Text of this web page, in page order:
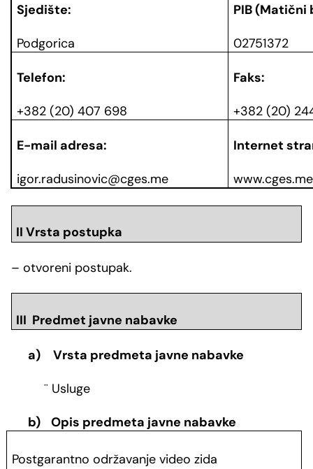
Sjedište:
Podgorica
PIB (Matični
02751372
Telefon:
+382 (20) 407 698
Faks:
+382 (20)
E-mail adresa:
igor.radusinovic@cges.me
Internet
www.cges.me
II Vrsta postupka
– otvoreni postupak.
III Predmet javne nabavke
a)
Vrsta predmeta javne nabavke
¨ Usluge
b)
Opis predmeta javne nabavke
Postgarantno održavanje video zida